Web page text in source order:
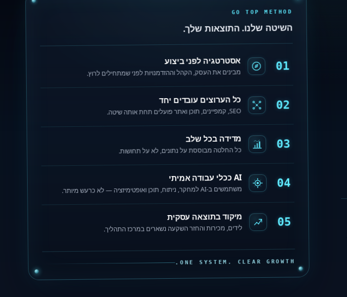
GO TOP METHOD
השיטה שלנו. התוצאות שלך.
01 אסטרטגיה לפני ביצוע
מבינים את העסק, הקהל וההזדמנויות לפני שמתחילים לרוץ.
02 כל הערוצים עובדים יחד
SEO, קמפיינים, תוכן ואתר פועלים תחת אותה שיטה.
03 מדידה בכל שלב
כל החלטה מבוססת על נתונים, לא על תחושות.
04 AI ככלי עבודה אמיתי
משתמשים ב-AI למחקר, ניתוח, תוכן ואופטימיזציה — לא כרעש מיותר.
05 מיקוד בתוצאה עסקית
לידים, מכירות והחזר השקעה נשארים במרכז התהליך.
ONE SYSTEM. CLEAR GROWTH
.